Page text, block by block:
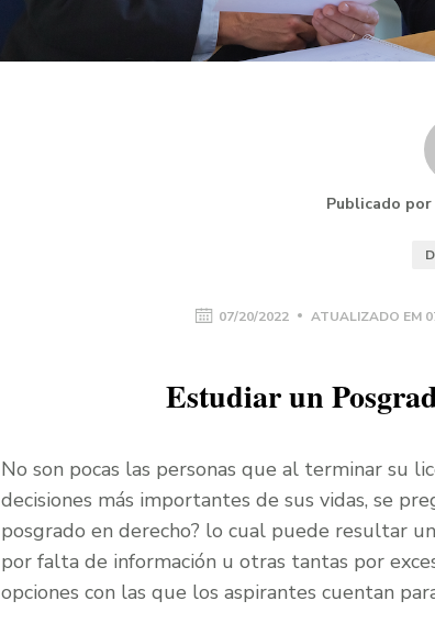
Publicado
07/20/2022 ATUALIZADO EM
Estudiar un
No son pocas las personas que al terminar su
decisiones más importantes de sus vidas, se
posgrado en derecho? lo cual puede resultar
por falta de información u otras tantas por
opciones con las que los aspirantes cuentan